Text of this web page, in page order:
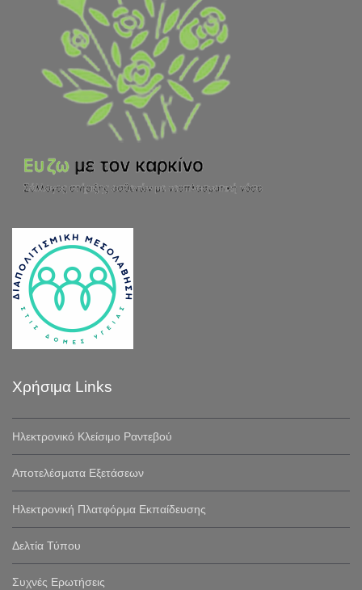
Χρήσιμα Links
Ηλεκτρονικό Κλείσιμο Ραντεβού
Αποτελέσματα Εξετάσεων
Ηλεκτρονική Πλατφόρμα Εκπαίδευσης
Δελτία Τύπου
Συχνές Ερωτήσεις